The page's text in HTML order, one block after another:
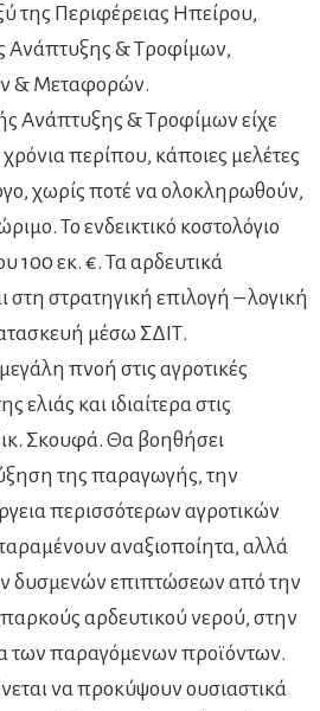
της Περιφέρειας Ηπείρου,
Ανάπτυξης & Τροφίμων,
& Μεταφορών.
Ανάπτυξης & Τροφίμων είχε
περίπου, κάποιες μελέτες
χωρίς ποτέ να ολοκληρωθούν,
Το ενδεικτικό κοστολόγιο
100 εκ. €. Τα αρδευτικά
στρατηγική επιλογή – λογική
μέσω ΣΔΙΤ.
πνοή στις αγροτικές
ελιάς και ιδιαίτερα στις
Σκουφά. Θα βοηθήσει
της παραγωγής, την
περισσότερων αγροτικών
αναξιοποίητα, αλλά
δυσμενών επιπτώσεων από την
αρδευτικού νερού, στην
των παραγόμενων προϊόντων.
να προκύψουν ουσιαστικά